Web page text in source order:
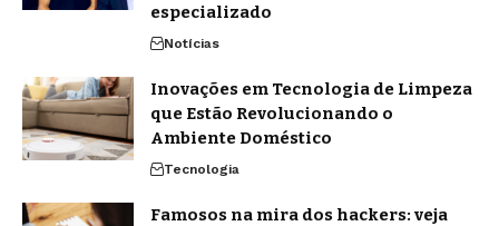
especializado
Notícias
Inovações em Tecnologia de Limpeza
que Estão Revolucionando o
Ambiente Doméstico
Tecnologia
Famosos na mira dos hackers: veja